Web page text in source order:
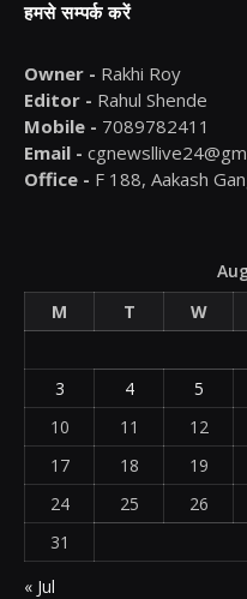
हमसे सम्पर्क करें
Owner - Rakhi Roy
Editor - Rahul Shende
Mobile - 7089782411
Email -
Office - F 188, Aakash
M
T W
3
4 5
10
11 12
17
18 19
24
25 26
31
« Jul